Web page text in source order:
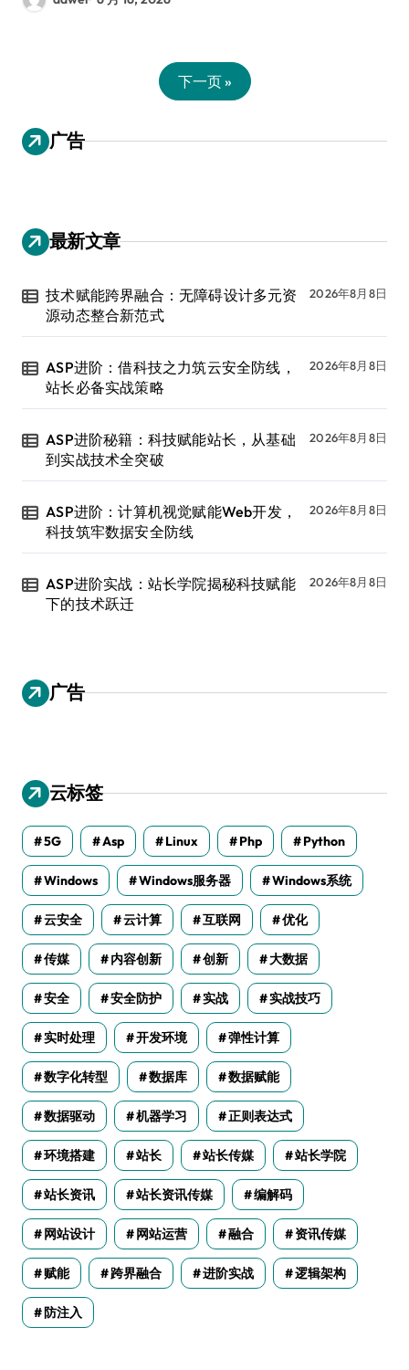
下一页 »
广告
最新文章
技术赋能跨界融合：无障碍设计多元资
源动态整合新范式
2026年8月8日
ASP进阶：借科技之力筑云安全防线，
站长必备实战策略
2026年8月8日
ASP进阶秘籍：科技赋能站长，从基础
到实战技术全突破
2026年8月8日
ASP进阶：计算机视觉赋能Web开发，
科技筑牢数据安全防线
2026年8月8日
ASP进阶实战：站长学院揭秘科技赋能
下的技术跃迁
2026年8月8日
广告
云标签
5G Asp Linux Php Python
Windows Windows服务器 Windows系统
云安全 云计算 互联网 优化
传媒 内容创新 创新 大数据
安全 安全防护 实战 实战技巧
实时处理 开发环境 弹性计算
数字化转型 数据库 数据赋能
数据驱动 机器学习 正则表达式
环境搭建 站长 站长传媒 站长学院
站长资讯 站长资讯传媒 编解码
网站设计 网站运营 融合 资讯传媒
赋能 跨界融合 进阶实战 逻辑架构
防注入